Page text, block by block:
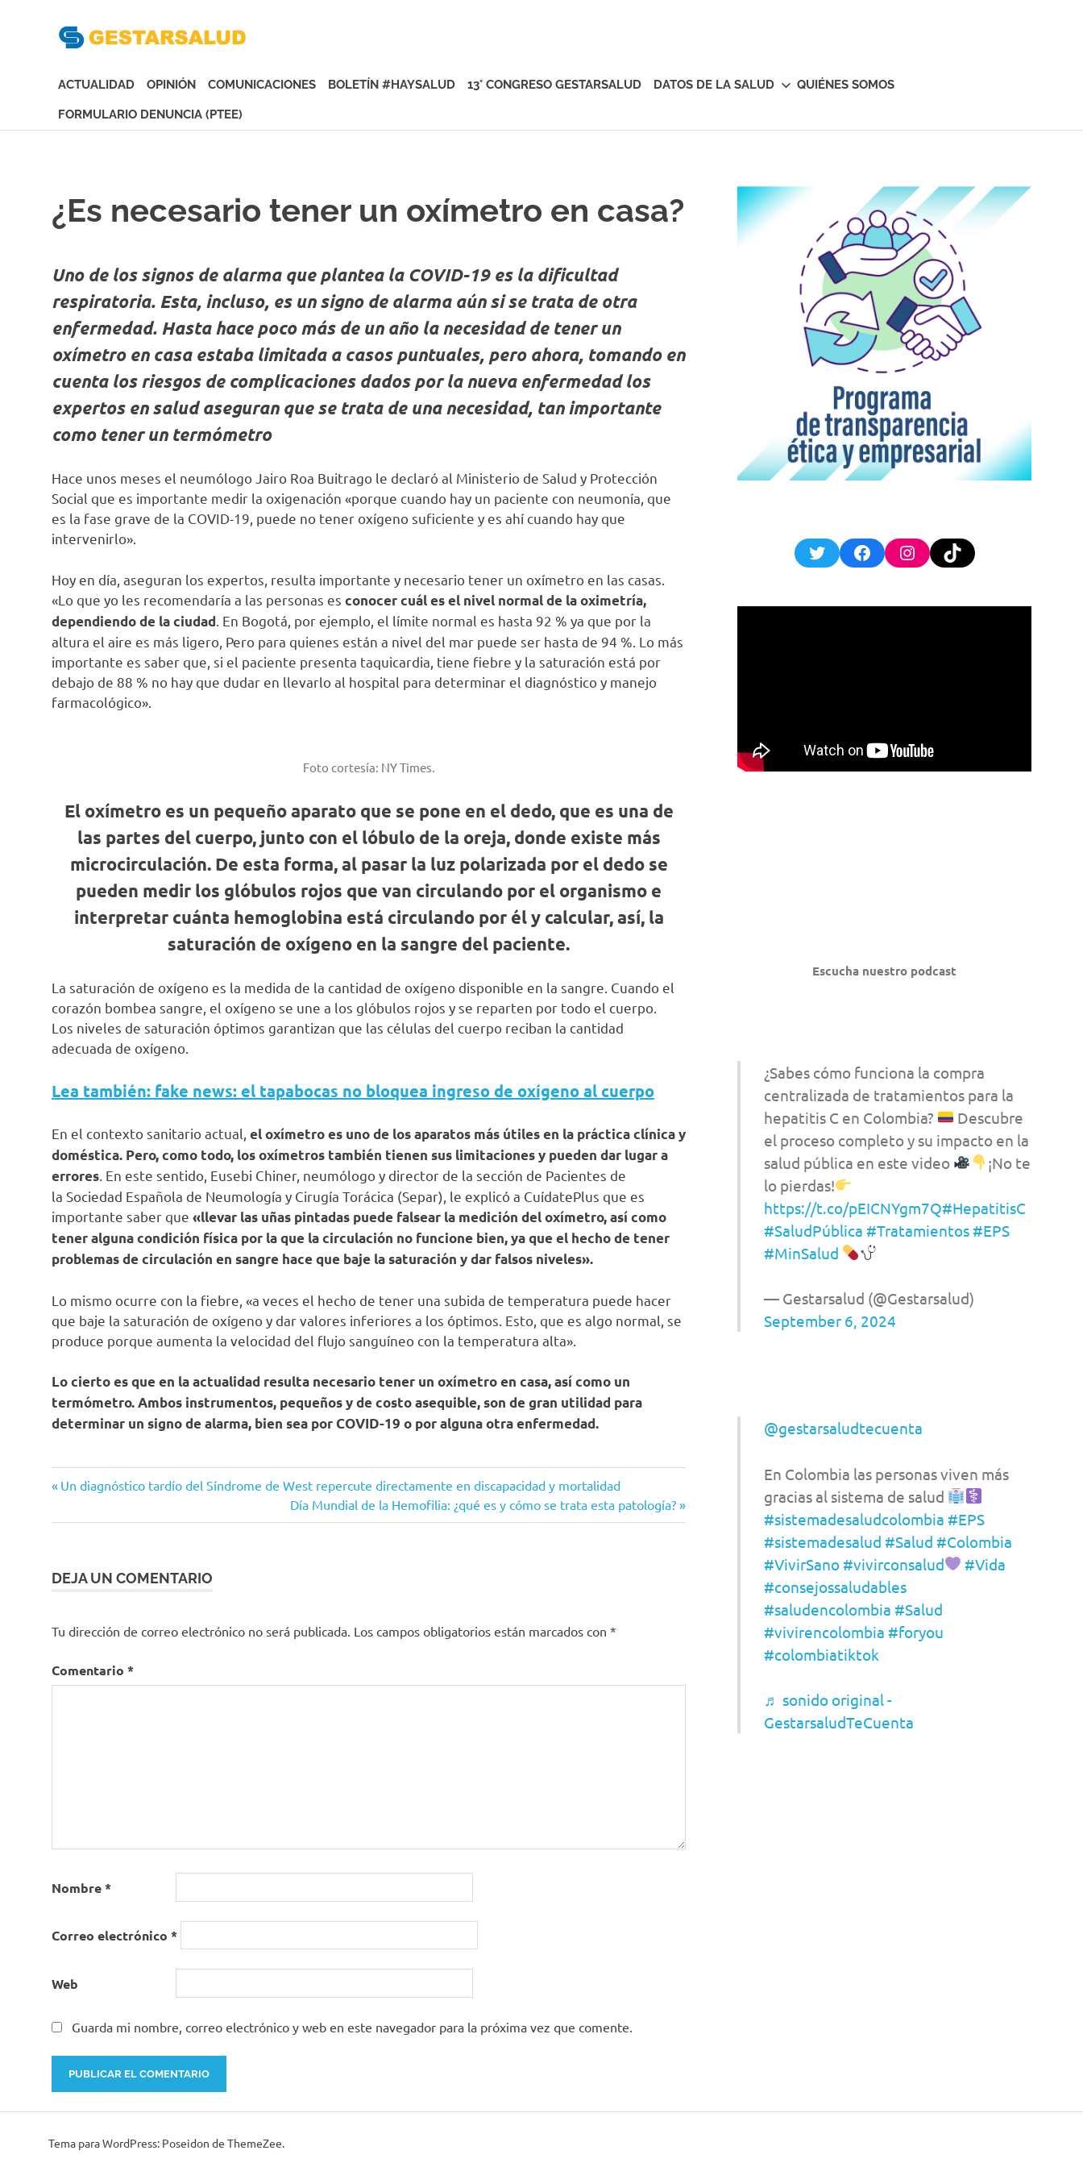
de
Gestoras
del
Salud
ACTUALIDAD OPINIÓN COMUNICACIONES BOLETÍN #HAYSALUD 13° CONGRESO GESTARSALUD DATOS DE LA SALUD QUIÉNES SOMOS
FORMULARIO DENUNCIA (PTEE)
¿Es necesario tener un oxímetro en casa?
Uno de los signos de alarma que plantea la COVID-19 es la dificultad
respiratoria. Esta, incluso, es un signo de alarma aún si se trata de otra
enfermedad. Hasta hace poco más de un año la necesidad de tener un
oxímetro en casa estaba limitada a casos puntuales, pero ahora, tomando en
cuenta los riesgos de complicaciones dados por la nueva enfermedad los
expertos en salud aseguran que se trata de una necesidad, tan importante
como tener un termómetro
Hace unos meses el neumólogo Jairo Roa Buitrago le declaró al Ministerio de Salud y Protección
Social que es importante medir la oxigenación «porque cuando hay un paciente con neumonía, que
es la fase grave de la COVID-19, puede no tener oxígeno suficiente y es ahí cuando hay que
intervenirlo».
Hoy en día, aseguran los expertos, resulta importante y necesario tener un oxímetro en las casas.
«Lo que yo les recomendaría a las personas es conocer cuál es el nivel normal de la oximetría,
dependiendo de la ciudad . En Bogotá, por ejemplo, el límite normal es hasta 92 % ya que por la
altura el aire es más ligero, Pero para quienes están a nivel del mar puede ser hasta de 94 %. Lo más
importante es saber que, si el paciente presenta taquicardia, tiene fiebre y la saturación está por
debajo de 88 % no hay que dudar en llevarlo al hospital para determinar el diagnóstico y manejo
farmacológico».
Foto cortesía: NY Times.
El oxímetro es un pequeño aparato que se pone en el dedo, que es una de
las partes del cuerpo, junto con el lóbulo de la oreja, donde existe más
microcirculación. De esta forma, al pasar la luz polarizada por el dedo se
pueden medir los glóbulos rojos que van circulando por el organismo e
interpretar cuánta hemoglobina está circulando por él y calcular, así, la
saturación de oxígeno en la sangre del paciente.
La saturación de oxígeno es la medida de la cantidad de oxígeno disponible en la sangre. Cuando el
corazón bombea sangre, el oxígeno se une a los glóbulos rojos y se reparten por todo el cuerpo.
Los niveles de saturación óptimos garantizan que las células del cuerpo reciban la cantidad
adecuada de oxígeno.
Lea también: fake news: el tapabocas no bloquea ingreso de oxígeno al cuerpo
En el contexto sanitario actual, el oxímetro es uno de los aparatos más útiles en la práctica clínica y
doméstica. Pero, como todo, los oxímetros también tienen sus limitaciones y pueden dar lugar a
errores. En este sentido, Eusebi Chiner, neumólogo y director de la sección de Pacientes de
la Sociedad Española de Neumología y Cirugía Torácica (Separ), le explicó a CuídatePlus que es
importante saber que «llevar las uñas pintadas puede falsear la medición del oxímetro, así como
tener alguna condición física por la que la circulación no funcione bien, ya que el hecho de tener
problemas de circulación en sangre hace que baje la saturación y dar falsos niveles».
Lo mismo ocurre con la fiebre, «a veces el hecho de tener una subida de temperatura puede hacer
que baje la saturación de oxígeno y dar valores inferiores a los óptimos. Esto, que es algo normal, se
produce porque aumenta la velocidad del flujo sanguíneo con la temperatura alta».
Lo cierto es que en la actualidad resulta necesario tener un oxímetro en casa, así como un
termómetro. Ambos instrumentos, pequeños y de costo asequible, son de gran utilidad para
determinar un signo de alarma, bien sea por COVID-19 o por alguna otra enfermedad.
Ministerio
MinSalud
Navegación
de
Entrada
Un diagnóstico tardío del Síndrome de West repercute directamente en discapacidad y mortalidad
Siguiente
entrada:
Día Mundial de la Hemofilia: ¿qué es y cómo se trata esta patología?
DEJA UN COMENTARIO
Tu dirección de correo electrónico no será publicada. Los campos obligatorios están marcados con *
Comentario *
Nombre*
Correo electrónico *
Web
Guarda mi nombre, correo electrónico y web en este navegador para la próxima vez que comente.
TwitterFacebookInstagram
TikTok
Escucha nuestro podcast
¿Sabes cómo funciona la compra
centralizada de tratamientos para la
hepatitis C en Colombia?
Descubre
el proceso completo y su impacto en la
salud pública en este video
¡No te
lo pierdas!
https://t.co/pEICNYgm7Q#HepatitisC
#SaludPública #Tratamientos #EPS
#MinSalud
— Gestarsalud (@Gestarsalud)
September 6, 2024
@gestarsaludtecuenta
En Colombia las personas viven más
gracias al sistema de salud
#sistemadesaludcolombia #EPS
#sistemadesalud #Salud #Colombia
#VivirSano #vivirconsalud
#Vida
#consejossaludables
#saludencolombia #Salud
#vivirencolombia #foryou
#colombiatiktok
♬ sonido original -
GestarsaludTeCuenta
Tema para WordPress: Poseidon de ThemeZee.